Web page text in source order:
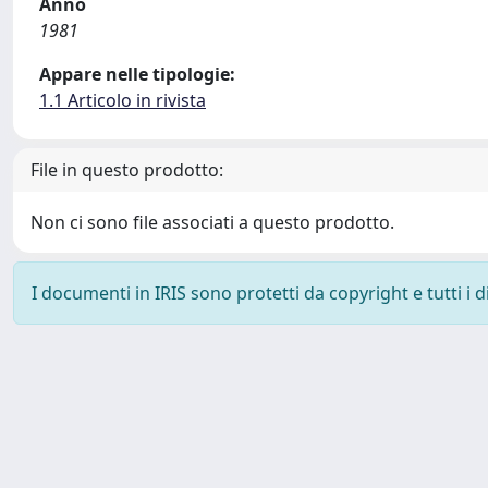
1981
Appare nelle tipologie:
1.1 Articolo in rivista
File in questo prodotto:
Non ci sono file associati a questo prodotto.
I documenti in IRIS sono protetti da copyright e tutti i